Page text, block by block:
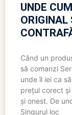
UNDE
ORIGINAL
Când un
să comanzi
unde îl iei ca
prețul corect
și onest. De
Singurul loc